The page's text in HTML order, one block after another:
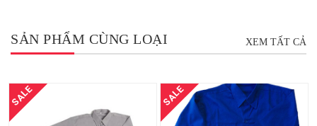
SẢN PHẨM CÙNG LOẠI XEM TẤT CẢ
SALE SALE